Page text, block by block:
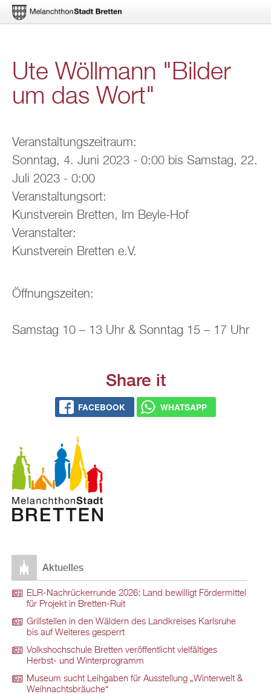
rekt
zum
Ute Wöll­mann "Bil­der
um das Wort"
Ver­an­stal­tungs­zeit­raum:
Sonn­tag, 4. Juni 2023 - 0:00 bis Sams­tag, 22.
Juli 2023 - 0:00
Ver­an­stal­tungs­ort:
Kunst­ver­ein Brett­en, Im Beyle-Hof
Ver­an­stal­ter:
Kunst­ver­ein Brett­en e.V.
Öff­nungs­zei­ten:
Sams­tag 10 – 13 Uhr & Sonn­tag 15 – 17 Uhr
Share it
FACE­BOOK WHATS­APP
Ak­tu­el­les
ELR-Nach­rü­ck­er­run­de 2026: Land be­wil­ligt För­der­mit­tel
für Pro­jekt in Brett­en-Ruit
Grill­stel­len in den Wäl­dern des Land­krei­ses Karls­ru­he
bis auf Wei­te­res ge­sperrt
Volks­hoch­schu­le Brett­en ver­öf­fent­licht viel­fäl­ti­ges
Herbst- und Win­ter­pro­gramm
Mu­se­um sucht Leih­ga­ben für Aus­stel­lung „Win­ter­welt &
Weih­nachts­bräu­che“